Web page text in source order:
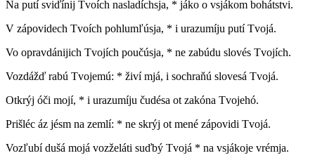
Na putí sviďínij Tvoích nasladíchsja, * jáko o vsjákom bohátstvi.
V zápovidech Tvoích pohlumľúsja, * i urazumíju putí Tvojá.
Vo opravdánijich Tvojích poučúsja, * ne zabúdu slovés Tvojích.
Vozdážď rabú Tvojemú: * živí mjá, i sochraňú slovesá Tvojá.
Otkrýj óči mojí, * i urazumíju čudésa ot zakóna Tvojehó.
Prišléc áz jésm na zemlí: * ne skrýj ot mené zápovidi Tvojá.
Vozľubí dušá mojá vozželáti suďbý Tvojá * na vsjákoje vrémja.